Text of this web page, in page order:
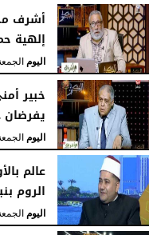
اليومالجمعة، 7 أغسطس 2026 10:15 مـ
أشرف
إلهية
اليومالجمعة، 7 أغسطس
خبير
يفرضان
اليومالجمعة، 7 أغسطس
عالم
الروم
اليومالجمعة، 7 أغسطس